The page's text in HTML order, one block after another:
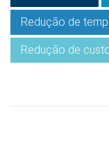
Redução de
Redução de